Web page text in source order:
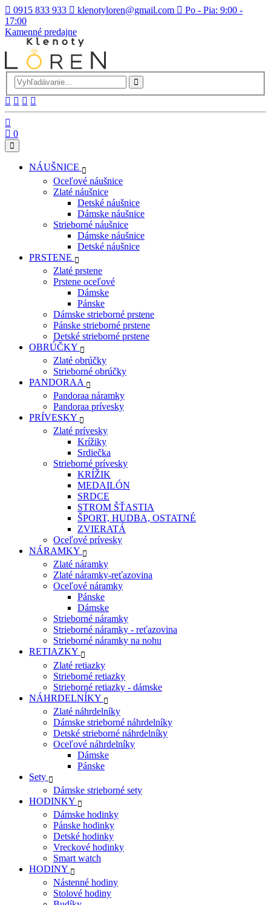
0915 833 933 klenotyloren@gmail.com
Po - Pia: 9:00 -
17:00
Kamenné predajne
0
NÁUŠNICE
Oceľové náušnice
Zlaté náušnice
Detské náušnice
Dámske náušnice
Strieborné náušnice
Dámske náušnice
Detské náušnice
PRSTENE
Zlaté prstene
Prstene oceľové
Dámske
Pánske
Dámske strieborné prstene
Pánske strieborné prstene
Detské strieborné prstene
OBRÚČKY
Zlaté obrúčky
Strieborné obrúčky
PANDORAA
Pandoraa náramky
Pandoraa prívesky
PRÍVESKY
Zlaté prívesky
Krížiky
Srdiečka
Strieborné prívesky
KRÍŽIK
MEDAILÓN
SRDCE
STROM ŠŤASTIA
ŠPORT, HUDBA, OSTATNÉ
ZVIERATÁ
Oceľové prívesky
NÁRAMKY
Zlaté náramky
Zlaté náramky-reťazovina
Oceľové náramky
Pánske
Dámske
Strieborné náramky
Strieborné náramky - reťazovina
Strieborné náramky na nohu
RETIAZKY
Zlaté retiazky
Strieborné retiazky
Strieborné retiazky - dámske
NÁHRDELNÍKY
Zlaté náhrdelníky
Dámske strieborné náhrdelníky
Detské strieborné náhrdelníky
Oceľové náhrdelníky
Dámske
Pánske
Sety
Dámske strieborné sety
HODINKY
Dámske hodinky
Pánske hodinky
Detské hodinky
Vreckové hodinky
Smart watch
HODINY
Nástenné hodiny
Stolové hodiny